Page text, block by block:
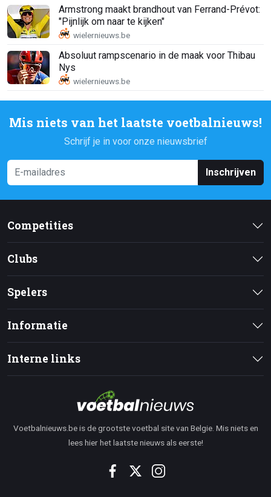
Armstrong maakt brandhout van Ferrand-Prévot:
"Pijnlijk om naar te kijken"
Absoluut rampscenario in de maak voor Thibau
Nys
Mis niets van het laatste voetbalnieuws!
Schrijf je in voor onze nieuwsbrief
Inschrijven
Competities
Clubs
Spelers
Informatie
Interne links
Voetbalnieuws.be is de grootste voetbal site van Belgie. Mis niets en
lees hier het laatste nieuws als eerste!